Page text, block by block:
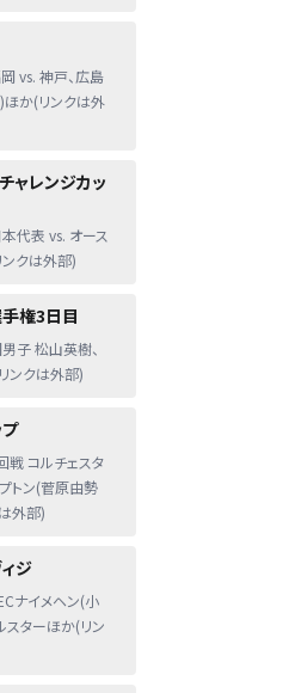
vs. 神戸、広島
か(リンクは外
ャレンジカッ
代表 vs. オース
ンクは外部)
権3日目
子 松山英樹、
ンクは外部)
戦 コルチェスタ
トン(菅原由勢
外部)
ジ
ナイメヘン(小
スターほか(リン